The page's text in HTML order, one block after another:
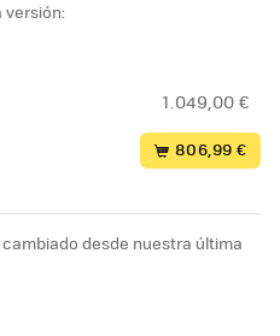
versión:
1.049,00 €
806,99 €
desde nuestra última